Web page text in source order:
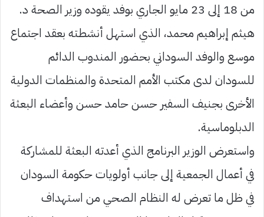
من 18 إلى 23 مايو الجاري بوفد يقوده وزير الصحة د.
هيثم إبراهيم محمد، الذي استهل أنشطته بعقد اجتماع
موسع والوفد السوداني بحضور المندوب الدائم
للسودان لدى مكتب الأمم المتحدة والمنظمات الدولية
الأخرى بجنيف السفير حسن حامد حسن وأعضاء البعثة
الدبلوماسية.
واستعرض الوزير البرنامج الذي أعدته البعثة للمشاركة
في أعمال الجمعية إلى جانب أولويات حكومة السودان
في ظل ما تعرض له النظام الصحي من استهداف